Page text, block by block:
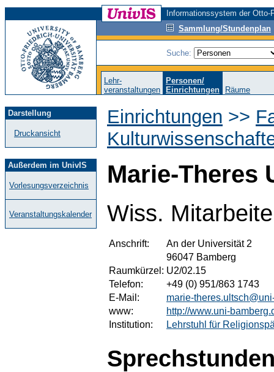
Informationssystem der
Sammlung/Stundenplan
Suche:
Lehr-
veranstaltungen
Personen/
Einrichtungen
Räume
Darstellung
Druckansicht
Außerdem im UnivIS
Vorlesungsverzeichnis
Veranstaltungskalender
Einrichtungen >>
Marie-Theres
Wiss.
Anschrift:
An der Universität 2
96047 Bamberg
Raumkürzel: U2/02.15
Telefon:
+49 (0) 951/863 1743
E-Mail:
marie-
www:
http://www.uni-
Institution:
Lehrstuhl für